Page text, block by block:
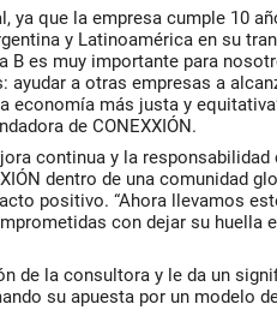
ya que la empresa cumple 10
y Latinoamérica en su
B es muy importante para
a otras empresas a
economía más justa y
de CONEXXIÓN.
continua y la responsabilidad
dentro de una comunidad
positivo. “Ahora llevamos
con dejar su huella
de la consultora y le da un
su apuesta por un modelo